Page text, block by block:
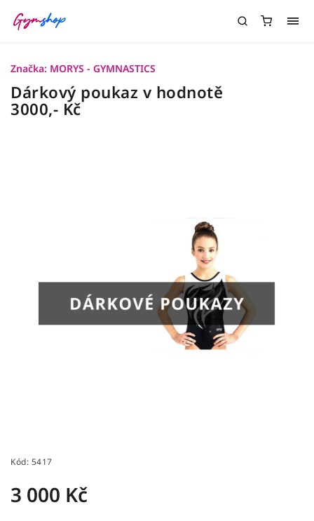
Dárkový poukaz v hodnotě
3000,- Kč
Kód: 5417
3 000 Kč
Značka: MORYS - GYMNASTICS